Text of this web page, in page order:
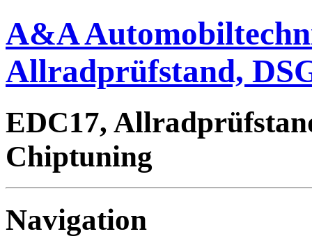
A&A
Allradprüfstand,
EDC17,
Chiptuning
Navigation